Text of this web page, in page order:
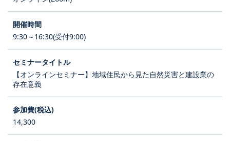
9:30～16:30(受付9:00)
【オンラインセミナー】地域住民から見た自然災害と建設業の
存在意義
14,300